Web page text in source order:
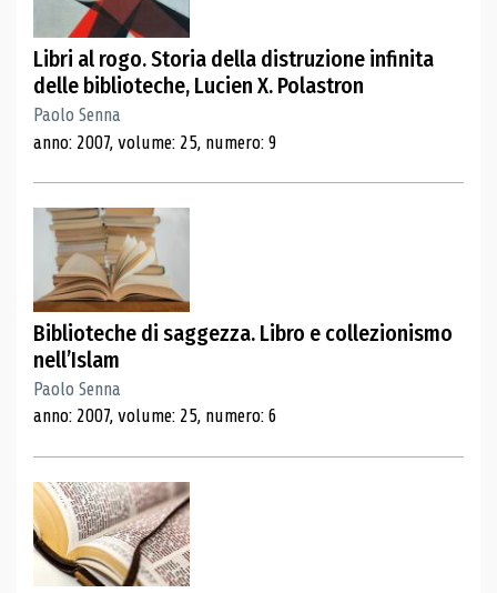
Libri al rogo. Storia della distruzione infinita
delle biblioteche, Lucien X. Polastron
Paolo Senna
anno: 2007, volume: 25, numero: 9
Biblioteche di saggezza. Libro e collezionismo
nell’Islam
Paolo Senna
anno: 2007, volume: 25, numero: 6